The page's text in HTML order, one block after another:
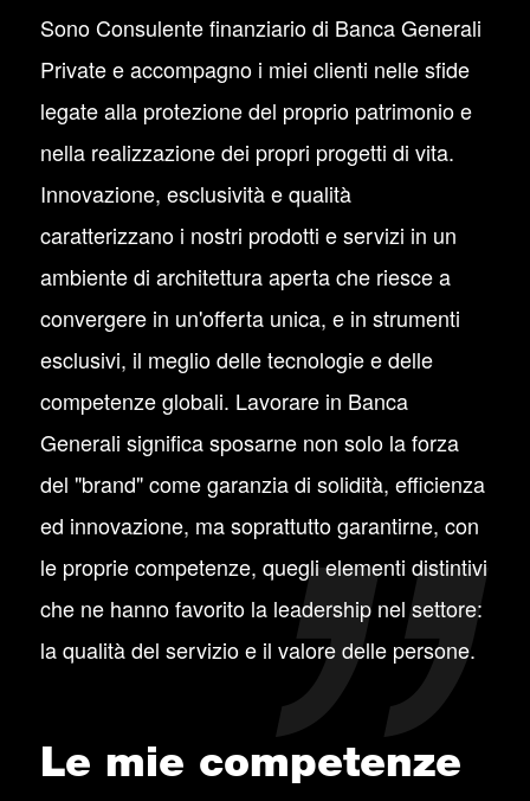
Sono Consulente finanziario di Banca Generali
Private e accompagno i miei clienti nelle sfide
legate alla protezione del proprio patrimonio e
nella realizzazione dei propri progetti di vita.
Innovazione, esclusività e qualità
caratterizzano i nostri prodotti e servizi in un
ambiente di architettura aperta che riesce a
convergere in un'offerta unica, e in strumenti
esclusivi, il meglio delle tecnologie e delle
competenze globali. Lavorare in Banca
Generali significa sposarne non solo la forza
del "brand" come garanzia di solidità, efficienza
ed innovazione, ma soprattutto garantirne, con
le proprie competenze, quegli elementi distintivi
che ne hanno favorito la leadership nel settore:
la qualità del servizio e il valore delle persone.
Le mie competenze